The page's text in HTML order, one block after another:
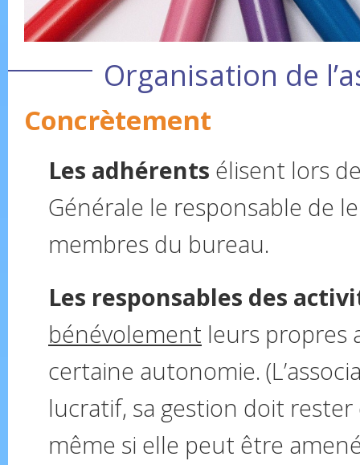
Organisation de
Concrètement
Les adhérents élisent lors
Générale le responsable de
membres du bureau.
Les responsables des
bénévolement leurs propres
certaine autonomie.
lucratif, sa gestion doit
même si elle peut être